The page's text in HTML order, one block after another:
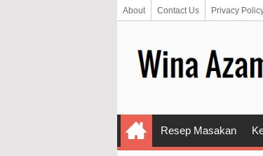
About Contact Us Privacy
Resep Masakan